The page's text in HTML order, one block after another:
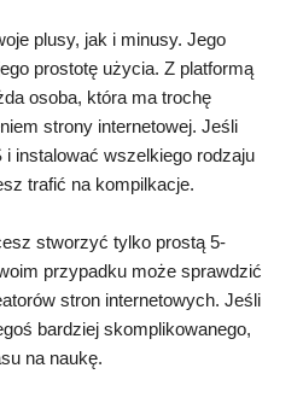
plusy, jak i minusy. Jego
prostotę użycia. Z platformą
osoba, która ma trochę
strony internetowej. Jeśli
instalować wszelkiego rodzaju
trafić na kompilkacje.
stworzyć tylko prostą 5-
przypadku może sprawdzić
stron internetowych. Jeśli
bardziej skomplikowanego,
na naukę.